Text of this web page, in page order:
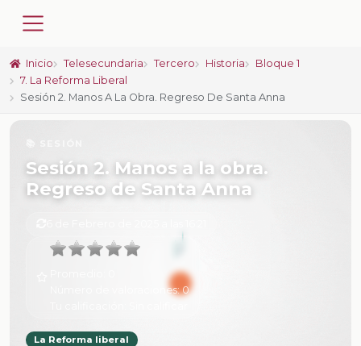
Inicio Telesecundaria Tercero Historia
Bloque 1
7. La Reforma Liberal
Sesión 2. Manos A La Obra. Regreso De Santa Anna
Sesión 2. Manos a la obra.
Regreso de Santa Anna
Número de valoraciones:0
La Reforma liberal